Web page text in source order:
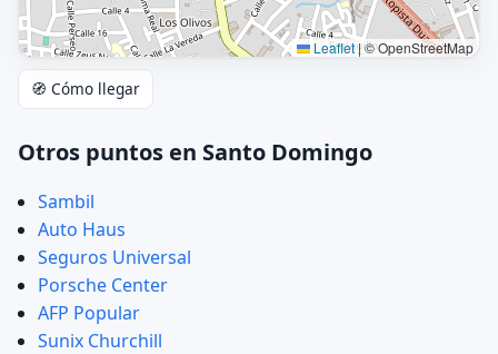
Leaflet|© OpenStreetMap
🧭 Cómo llegar
Otros puntos en Santo Domingo
Sambil
Auto Haus
Seguros Universal
Porsche Center
AFP Popular
Sunix Churchill